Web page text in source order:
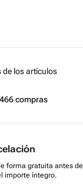
de los artículos
466compras
forma gratuita antes
importe íntegro.